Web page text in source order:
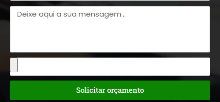
Solicitar orçamento